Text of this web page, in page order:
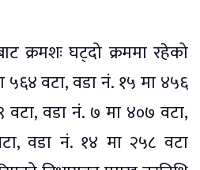
क्रमशः घट्दो क्रममा रहेको
५६४ वटा, वडा नं. १५ मा ४५६
वटा, वडा नं. ७ मा ४०७ वटा,
वडा नं. १४ मा २५८ वटा